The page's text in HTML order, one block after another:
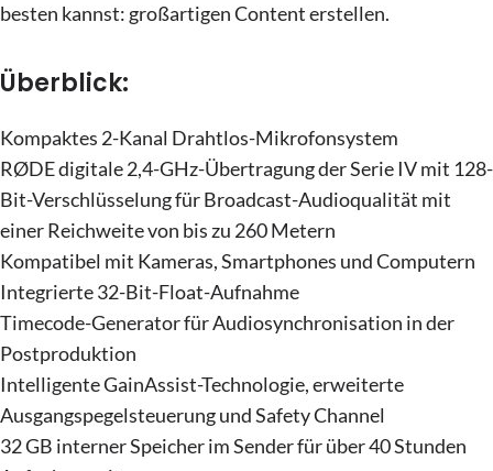
besten kannst: großartigen Content erstellen.
Überblick:
Kompaktes 2-Kanal Drahtlos-Mikrofonsystem
RØDE digitale 2,4-GHz-Übertragung der Serie IV mit 128-
Bit-Verschlüsselung für Broadcast-Audioqualität mit
einer Reichweite von bis zu 260 Metern
Kompatibel mit Kameras, Smartphones und Computern
Integrierte 32-Bit-Float-Aufnahme
Timecode-Generator für Audiosynchronisation in der
Postproduktion
Intelligente GainAssist-Technologie, erweiterte
Ausgangspegelsteuerung und Safety Channel
32 GB interner Speicher im Sender für über 40 Stunden